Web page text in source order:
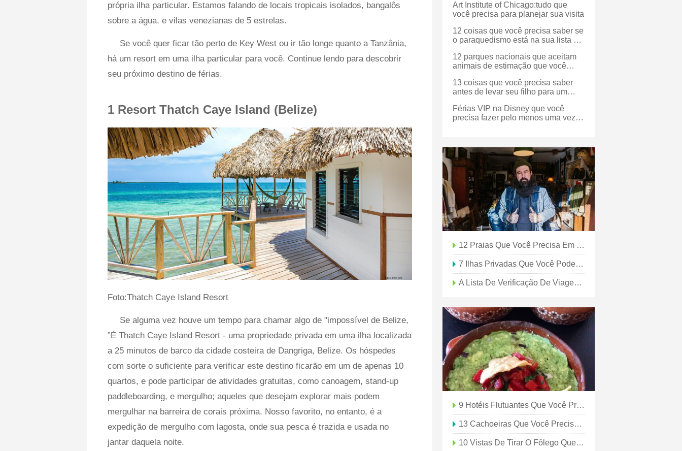
própria ilha particular. Estamos falando de locais tropicais isolados, bangalôs
sobre a água, e vilas venezianas de 5 estrelas.
Se você quer ficar tão perto de Key West ou ir tão longe quanto a Tanzânia,
há um resort em uma ilha particular para você. Continue lendo para descobrir
seu próximo destino de férias.
1 Resort Thatch Caye Island (Belize)
Foto:Thatch Caye Island Resort
Se alguma vez houve um tempo para chamar algo de "impossível de Belize,
”É Thatch Caye Island Resort - uma propriedade privada em uma ilha localizada
a 25 minutos de barco da cidade costeira de Dangriga, Belize. Os hóspedes
com sorte o suficiente para verificar este destino ficarão em um de apenas 10
quartos, e pode participar de atividades gratuitas, como canoagem, stand-up
paddleboarding, e mergulho; aqueles que desejam explorar mais podem
mergulhar na barreira de corais próxima. Nosso favorito, no entanto, é a
expedição de mergulho com lagosta, onde sua pesca é trazida e usada no
jantar daquela noite.
Art Institute of Chicago:tudo que
você precisa para planejar sua visita
12 coisas que você precisa saber se
o paraquedismo está na sua lista de
12 parques nacionais que aceitam
animais de estimação que você
13 coisas que você precisa saber
antes de levar seu filho para um
Férias VIP na Disney que você
precisa fazer pelo menos uma vez
12 Praias Que Você Precisa Em Sua Vida:não É Necessário Passaporte
7 Ilhas Privadas Que Você Pode Alugar Sem Quebrar O Banco
A Lista De Verificação De Viagem Definitiva Que Você Precisa Antes De Sua Próxima Viagem
9 Hotéis Flutuantes Que Você Precisa Na Sua Vida
13 Cachoeiras Que Você Precisa Em Sua Vida:não É Necessário Passaporte
10 Vistas De Tirar O Fôlego Que Você Precisa Em Sua Vida, Não É Necessário Passaporte